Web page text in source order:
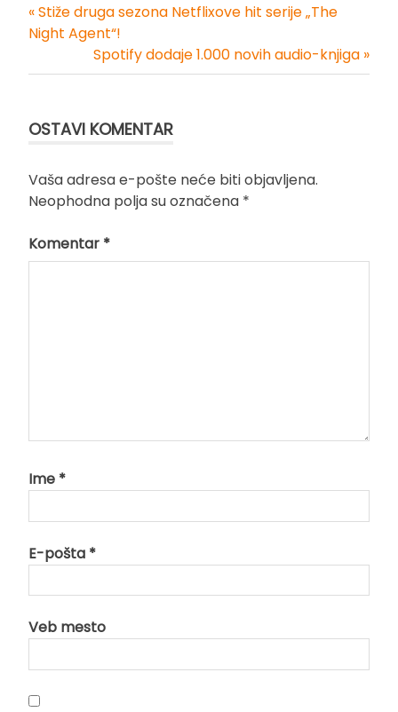
Kretanje
članka
« Stiže druga sezona Netflixove hit serije „The
Night Agent“!
Spotify dodaje 1.000 novih audio-knjiga »
OSTAVI KOMENTAR
Vaša adresa e-pošte neće biti objavljena.
Neophodna polja su označena *
Komentar *
Ime *
E-pošta *
Veb mesto